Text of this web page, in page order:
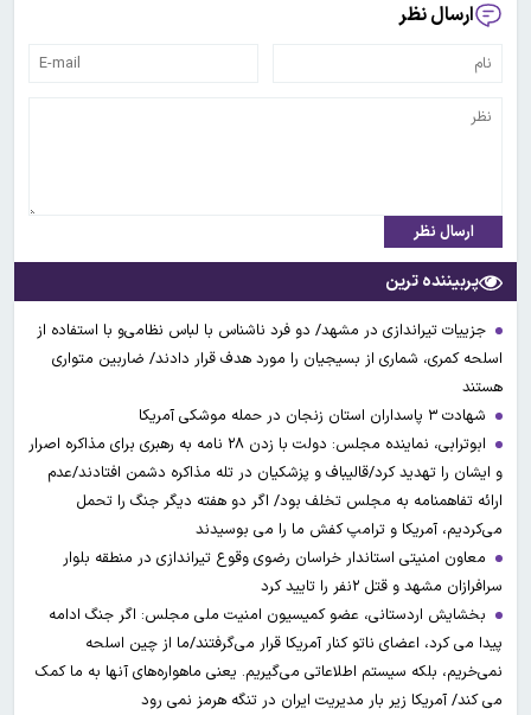
ارسال نظر
ارسال نظر
پربیننده ترین
جزییات تیراندازی در مشهد/ دو فرد ناشناس با لباس نظامی‌و با استفاده از
اسلحه کمری، شماری از بسیجیان را مورد هدف قرار دادند/ ضاربین متواری
هستند
شهادت ۳ ‌پاسداران استان زنجان در حمله موشکی آمریکا
ابوترابی، نماینده مجلس: دولت با زدن ۲۸ نامه به رهبری برای مذاکره اصرار
و ایشان را تهدید کرد/قالیباف و پزشکیان در تله مذاکره دشمن افتادند/عدم
ارائه تفاهمنامه به مجلس تخلف بود/ اگر دو هفته دیگر جنگ را تحمل
می‌کردیم، آمریکا و ترامپ کفش ما را می بوسیدند
معاون امنیتی استاندار خراسان رضوی وقوع تیراندازی در منطقه بلوار
سرافرازان مشهد و قتل ۲نفر را تایید کرد
بخشایش اردستانی، عضو کمیسیون امنیت ملی مجلس: اگر جنگ ادامه
پیدا می کرد، اعضای ناتو کنار آمریکا قرار می‌گرفتند/ما از چین اسلحه
نمی‌خریم، بلکه سیستم اطلاعاتی می‌گیریم. یعنی ماهواره‌های آنها به ما کمک
می کند/ آمریکا زیر بار مدیریت ایران در تنگه هرمز نمی رود